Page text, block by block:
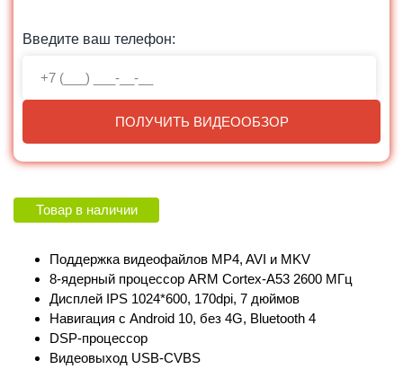
Введите ваш телефон:
ПОЛУЧИТЬ ВИДЕООБЗОР
Товар в наличии
Поддержка видеофайлов MP4, AVI и MKV
8-ядерный процессор ARM Cortex‑A53 2600 МГц
Дисплей IPS 1024*600, 170dpi, 7 дюймов
Навигация с Android 10, без 4G, Bluetooth 4
DSP-процессор
Видеовыход USB-CVBS